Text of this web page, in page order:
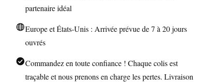
partenaire idéal
Europe et États-Unis : Arrivée prévue de 7 à 20 jours
ouvrés
Commandez en toute confiance ! Chaque colis est
traçable et nous prenons en charge les pertes. Livraison